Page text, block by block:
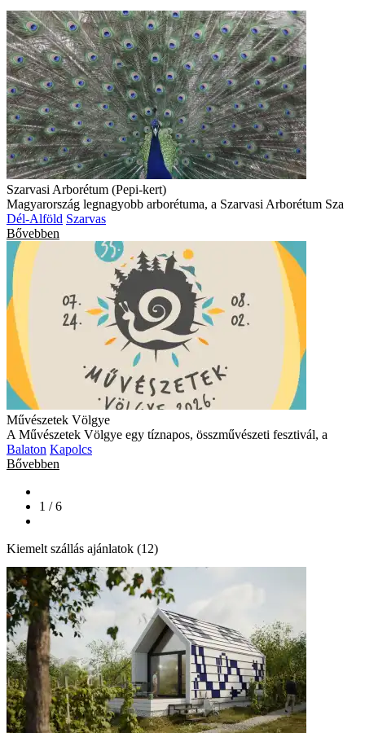
Szarvasi Arborétum (Pepi-kert)
Magyarország legnagyobb arborétuma, a Szarvasi Arborétum Sza
Dél-Alföld Szarvas
Bővebben
Művészetek Völgye
A Művészetek Völgye egy tíznapos, összművészeti fesztivál, a
Balaton Kapolcs
Bővebben
1 / 6
Kiemelt szállás ajánlatok (12)